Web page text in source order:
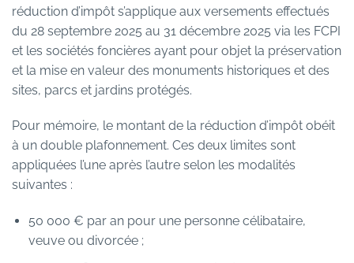
réduction d’impôt s’applique aux versements effectués
du 28 septembre 2025 au 31 décembre 2025 via les FCPI
et les sociétés foncières ayant pour objet la préservation
et la mise en valeur des monuments historiques et des
sites, parcs et jardins protégés.
Pour mémoire, le montant de la réduction d’impôt obéit
à un double plafonnement. Ces deux limites sont
appliquées l’une après l’autre selon les modalités
suivantes :
50 000 € par an pour une personne célibataire,
veuve ou divorcée ;